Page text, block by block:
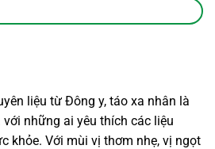
liệu từ Đông y, táo xa nhân là
những ai yêu thích các liệu
khỏe. Với mùi vị thơm nhẹ, vị ngọt